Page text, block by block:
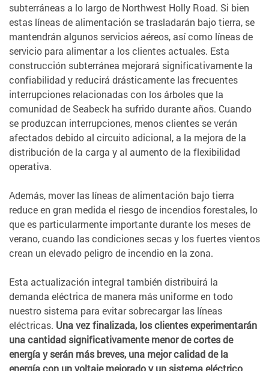
subterráneas a lo largo de Northwest Holly Road. Si bien
estas líneas de alimentación se trasladarán bajo tierra, se
mantendrán algunos servicios aéreos, así como líneas de
servicio para alimentar a los clientes actuales. Esta
construcción subterránea mejorará significativamente la
confiabilidad y reducirá drásticamente las frecuentes
interrupciones relacionadas con los árboles que la
comunidad de Seabeck ha sufrido durante años. Cuando
se produzcan interrupciones, menos clientes se verán
afectados debido al circuito adicional, a la mejora de la
distribución de la carga y al aumento de la flexibilidad
operativa.
Además, mover las líneas de alimentación bajo tierra
reduce en gran medida el riesgo de incendios forestales, lo
que es particularmente importante durante los meses de
verano, cuando las condiciones secas y los fuertes vientos
crean un elevado peligro de incendio en la zona.
Esta actualización integral también distribuirá la
demanda eléctrica de manera más uniforme en todo
nuestro sistema para evitar sobrecargar las líneas
eléctricas. Una vez finalizada, los clientes experimentarán
una cantidad significativamente menor de cortes de
energía y serán más breves, una mejor calidad de la
energía con un voltaje mejorado y un sistema eléctrico